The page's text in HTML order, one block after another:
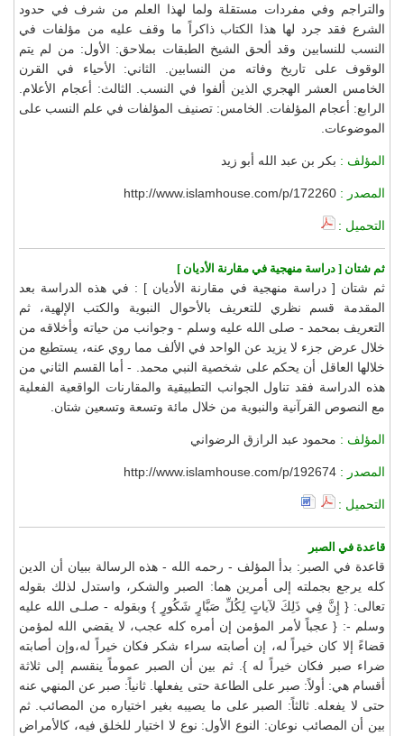
والتراجم وفي مفردات مستقلة ولما لهذا العلم من شرف في حدود
الشرع فقد جرد لها هذا الكتاب ذاكراً ما وقف عليه من مؤلفات في
النسب للنسابين وقد ألحق الشيخ الطبقات بملاحق: الأول: من لم يتم
الوقوف على تاريخ وفاته من النسابين. الثاني: الأحياء في القرن
الخامس العشر الهجري الذين ألفوا في النسب. الثالث: أعجام الأعلام.
الرابع: أعجام المؤلفات. الخامس: تصنيف المؤلفات في علم النسب على
الموضوعات.
المؤلف : بكر بن عبد الله أبو زيد
المصدر : http://www.islamhouse.com/p/172260
التحميل :
ثم شتان [ دراسة منهجية في مقارنة الأديان ]
ثم شتان [ دراسة منهجية في مقارنة الأديان ] : في هذه الدراسة بعد
المقدمة قسم نظري للتعريف بالأحوال النبوية والكتب الإلهية، ثم
التعريف بمحمد - صلى الله عليه وسلم - وجوانب من حياته وأخلاقه من
خلال عرض جزء لا يزيد عن الواحد في الألف مما روي عنه، يستطيع من
خلالها العاقل أن يحكم على شخصية النبي محمد. - أما القسم الثاني من
هذه الدراسة فقد تناول الجوانب التطبيقية والمقارنات الواقعية الفعلية
مع النصوص القرآنية والنبوية من خلال مائة وتسعة وتسعين شتان.
المؤلف : محمود عبد الرازق الرضواني
المصدر : http://www.islamhouse.com/p/192674
التحميل :
قاعدة في الصبر
قاعدة في الصبر: بدأ المؤلف - رحمه الله - هذه الرسالة ببيان أن الدين
كله يرجع بجملته إلى أمرين هما: الصبر والشكر، واستدل لذلك بقوله
تعالى: { إِنَّ فِي ذَلِكَ لآياتٍ لِكُلِّ صَبَّارٍ شَكُورٍ } وبقوله - صلـى الله عليه
وسلم -: { عجباً لأمر المؤمن إن أمره كله عجب، لا يقضي الله لمؤمن
قضاءً إلا كان خيراً له، إن أصابته سراء شكر فكان خيراً له،وإن أصابته
ضراء صبر فكان خيراً له }. ثم بين أن الصبر عموماً ينقسم إلى ثلاثة
أقسام هي: أولاً: صبر على الطاعة حتى يفعلها. ثانياً: صبر عن المنهي عنه
حتى لا يفعله. ثالثاً: الصبر على ما يصيبه بغير اختياره من المصائب. ثم
بين أن المصائب نوعان: النوع الأول: نوع لا اختيار للخلق فيه، كالأمراض